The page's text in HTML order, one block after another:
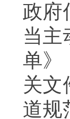
政府
当主
单》
关文
道规